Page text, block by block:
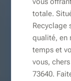
totale.
Recyclage
qualité, en
temps et
vous,
73640.